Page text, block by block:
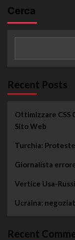
Cerca
Recent Posts
Ottimizzare CSS
Sito Web
Turchia:
Giornalista
Vertice Usa-
Ucraina:
Recent